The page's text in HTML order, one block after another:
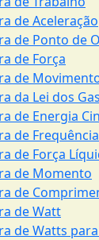
de Aceleração
de Ponto de
de Força
de
da Lei dos
de Energia
de Frequência
de Força
de Momento
de
de Watt
de Watts